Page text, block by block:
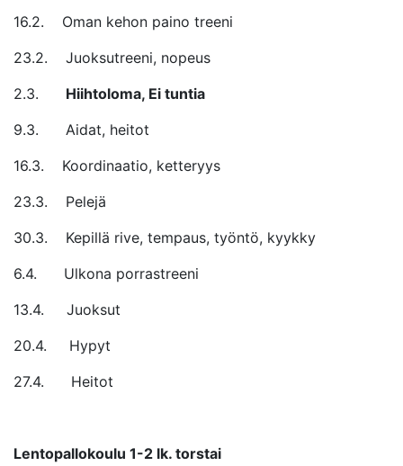
16.2. Oman kehon paino treeni
23.2. Juoksutreeni, nopeus
2.3. Hiihtoloma, Ei tuntia
9.3. Aidat, heitot
16.3. Koordinaatio, ketteryys
23.3. Pelejä
30.3. Kepillä rive, tempaus, työntö, kyykky
6.4. Ulkona porrastreeni
13.4. Juoksut
20.4. Hypyt
27.4. Heitot
Lentopallokoulu 1-2 lk. torstai